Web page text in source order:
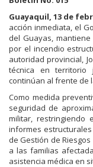
Guayaquil, 13 de
acción inmediata, el
del Guayas,
por el incendio
autoridad provincial,
técnica en territorio
continúan al frente de
Como medida
seguridad de
militar, restringiendo
informes estructurales
de Gestión de
a las familias
asistencia médica en